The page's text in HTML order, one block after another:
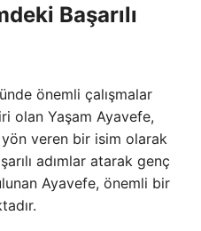
Başarılı
önemli çalışmalar
olan Yaşam Ayavefe,
veren bir isim olarak
adımlar atarak genç
Ayavefe, önemli bir